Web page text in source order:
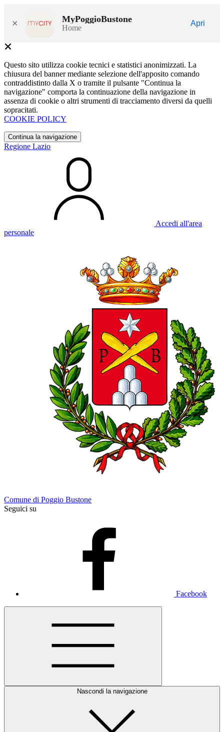
× MyPoggioBustone
Home
Apri
Questo sito utilizza cookie tecnici e statistici anonimizzati. La
chiusura del banner mediante selezione dell'apposito comando
contraddistinto dalla X o tramite il pulsante "Continua la
navigazione" comporta la continuazione della navigazione in
assenza di cookie o altri strumenti di tracciamento diversi da quelli
sopracitati.
COOKIE POLICY
Continua la navigazione
Regione Lazio
Accedi all'area
personale
Comune di Poggio Bustone
Seguici su
Facebook
Nascondi la navigazione